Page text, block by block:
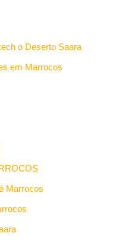
o Deserto Saara
em Marrocos
Marrocos